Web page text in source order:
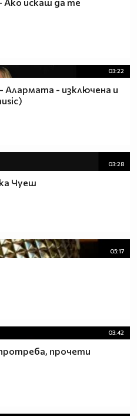
03:22
Алармата - изключена и
03:28
Чуеш
05:17
03:42
прочети